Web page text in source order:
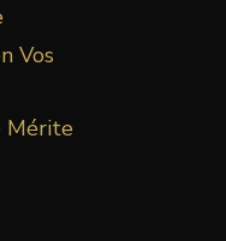
Vos
Mérite